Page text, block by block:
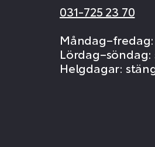
031-725 23 70
Måndag–fredag:
Helgdagar: